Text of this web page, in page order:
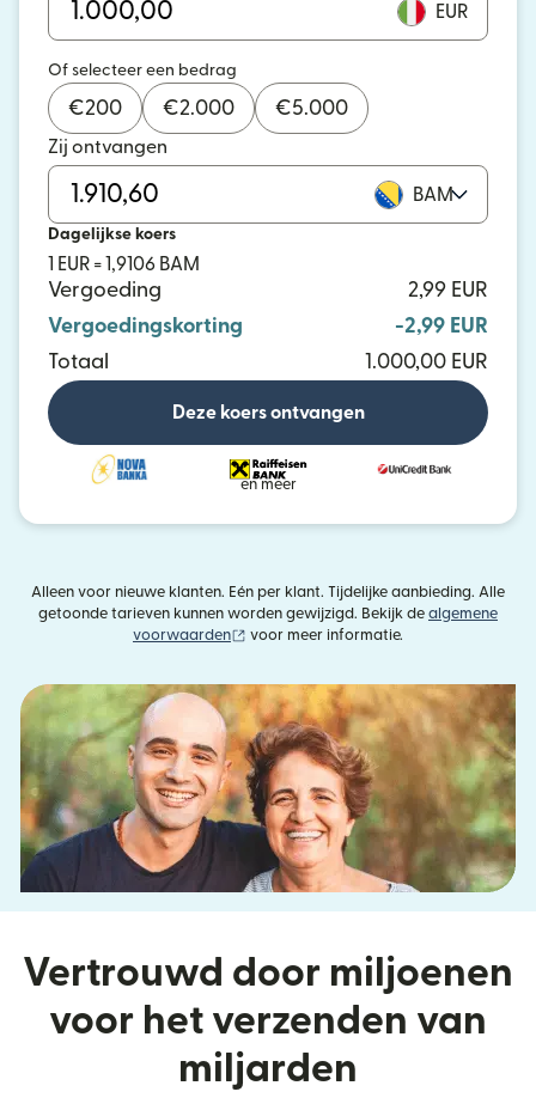
EUR
Of selecteer een bedrag
€200 €2.000 €5.000
Zij ontvangen
BAM
Dagelijkse koers
1 EUR = 1,9106 BAM
Vergoeding
2,99 EUR
Vergoedingskorting
-2,99 EUR
Totaal
1.000,00 EUR
Deze koers ontvangen
en meer
Alleen voor nieuwe klanten. Eén per klant. Tijdelijke aanbieding. Alle
getoonde tarieven kunnen worden gewijzigd. Bekijk de algemene
voorwaarden
(wordt geopend in een nieuw venster)
voor meer informatie.
Vertrouwd door miljoenen
voor het verzenden van
miljarden